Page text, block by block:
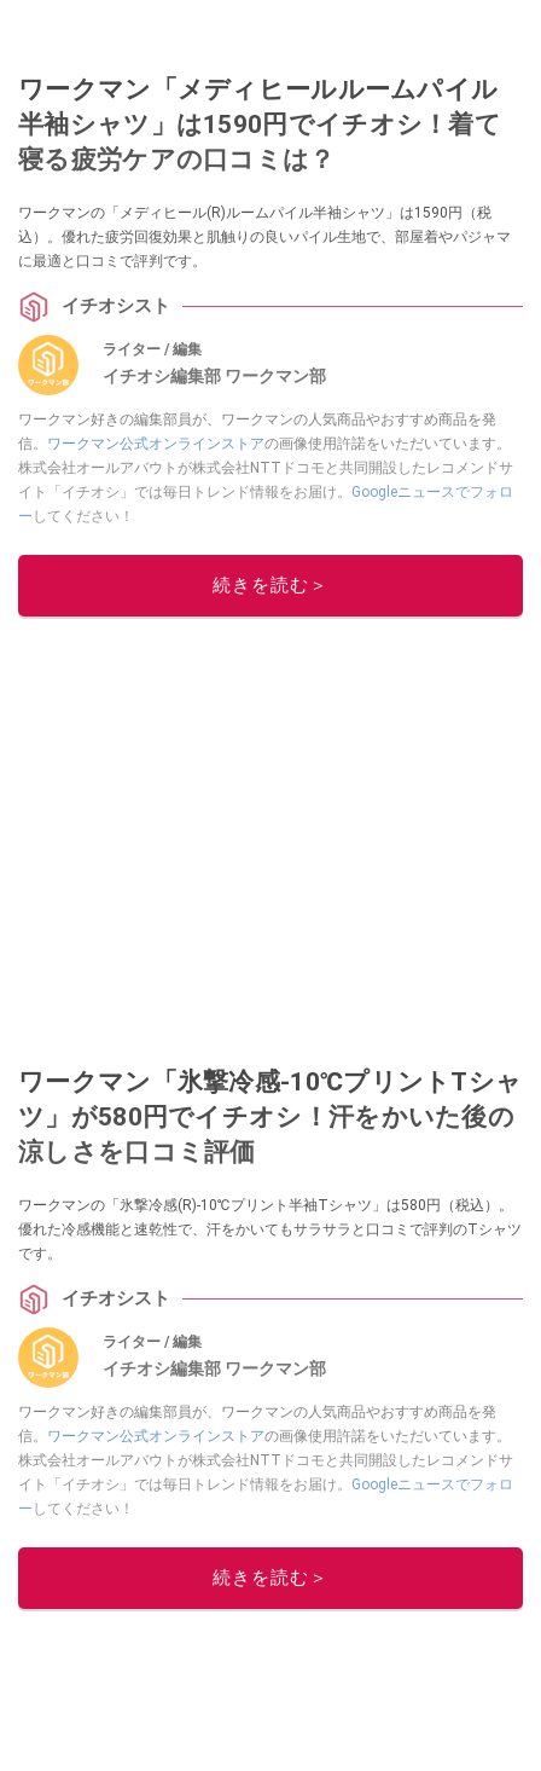
ワークマン「メディヒールルームパイル
半袖シャツ」は1590円でイチオシ！着て
寝る疲労ケアの口コミは？
ワークマンの「メディヒール(R)ルームパイル半袖シャツ」は1590円（税
込）。優れた疲労回復効果と肌触りの良いパイル生地で、部屋着やパジャマ
に最適と口コミで評判です。
イチオシスト
ライター / 編集
イチオシ編集部 ワークマン部
ワークマン好きの編集部員が、ワークマンの人気商品やおすすめ商品を発
信。 ワークマン公式オンラインストアの画像使用許諾をいただいています。
株式会社オールアバウトが株式会社NTTドコモと共同開設したレコメンドサ
イト「イチオシ」では毎日トレンド情報をお届け。 Googleニュースでフォロ
ー してください！
このイチオシストの他の記事を読む
続きを読む＞
ワークマン「氷撃冷感-10℃プリントTシャ
ツ」が580円でイチオシ！汗をかいた後の
涼しさを口コミ評価
ワークマンの「氷撃冷感(R)-10℃プリント半袖Tシャツ」は580円（税込）。
優れた冷感機能と速乾性で、汗をかいてもサラサラと口コミで評判のTシャツ
です。
イチオシスト
ライター / 編集
イチオシ編集部 ワークマン部
ワークマン好きの編集部員が、ワークマンの人気商品やおすすめ商品を発
信。 ワークマン公式オンラインストアの画像使用許諾をいただいています。
株式会社オールアバウトが株式会社NTTドコモと共同開設したレコメンドサ
イト「イチオシ」では毎日トレンド情報をお届け。 Googleニュースでフォロ
ー してください！
このイチオシストの他の記事を読む
続きを読む＞